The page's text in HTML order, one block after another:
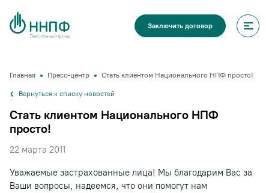
Заключить договор
Главная Пресс-центр Стать клиентом Национального НПФ просто!
Вернуться к списку новостей
Стать клиентом Национального НПФ
просто!
22 марта 2011
Уважаемые застрахованные лица! Мы благодарим Вас за
Ваши вопросы, надеемся, что они помогут нам